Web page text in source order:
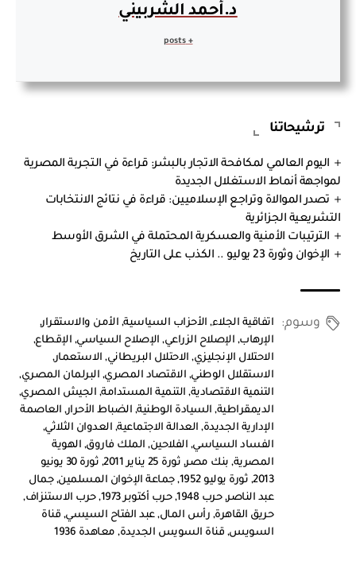
د.أحمد الشربيني
ترشيحاتنا
اليوم العالمي لمكافحة الاتجار بالبشر: قراءة في التجربة المصرية
لمواجهة أنماط الاستغلال الجديدة
تصدر الموالاة وتراجع الإسلاميين: قراءة في نتائج الانتخابات
التشريعية الجزائرية
الترتيبات الأمنية والعسكرية المحتملة في الشرق الأوسط
الإخوان وثورة 23 يوليو .. الكذب على التاريخ
وسوم: اتفاقية الجلاء,الأحزاب السياسية,الأمن والاستقرار ,
الإرهاب,الإصلاح الزراعي, الإصلاح السياسي, الإقطاع,
الاحتلال الإنجليزي,الاحتلال البريطاني, الاستعمار,
الاستقلال الوطني, الاقتصاد المصري ,البرلمان المصري,
التنمية الاقتصادية,التنمية المستدامة,الجيش المصري ,
الديمقراطية,السيادة الوطنية,الضباط الأحرار ,العاصمة
الإدارية الجديدة,العدالة الاجتماعية,العدوان الثلاثي,
الفساد السياسي, الفلاحين,الملك فاروق,الهوية
المصرية,بنك مصر,ثورة 25 يناير 2011 ,
ثورة 30 يونيو
2013
,ثورة يوليو 1952 ,جماعة الإخوان المسلمين,جمال
عبد الناصر,حرب 1948 ,حرب أكتوبر 1973 ,حرب الاستنزاف,
حريق القاهرة ,رأس المال, عبد الفتاح السيسي, قناة
السويس, قناة السويس الجديدة,معاهدة 1936